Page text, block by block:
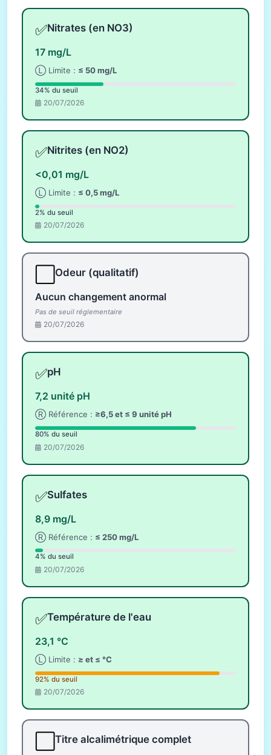
✅Nitrates (en NO3)
17 mg/L
Ⓛ Limite : ≤ 50 mg/L
34% du seuil
20/07/2026
✅Nitrites (en NO2)
<0,01 mg/L
Ⓛ Limite : ≤ 0,5 mg/L
2% du seuil
20/07/2026
Odeur (qualitatif)
Aucun changement anormal
Pas de seuil réglementaire
20/07/2026
✅pH
7,2 unité pH
Ⓡ Référence : ≥6,5 et ≤ 9 unité pH
80% du seuil
20/07/2026
✅Sulfates
8,9 mg/L
Ⓡ Référence : ≤ 250 mg/L
4% du seuil
20/07/2026
✅Température de l'eau
23,1 °C
Ⓛ Limite : ≥ et ≤ °C
92% du seuil
20/07/2026
Titre alcalimétrique complet